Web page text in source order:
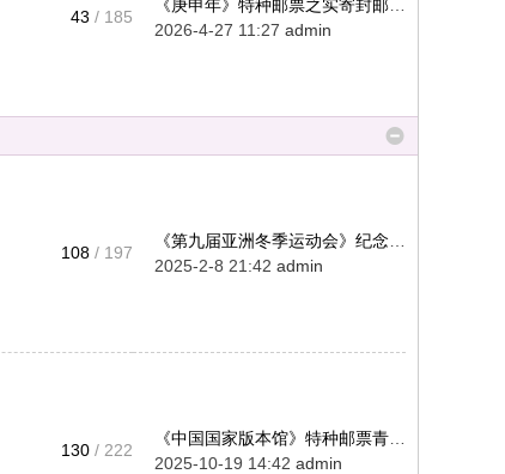
43 / 185
2026-4-27 11:27 admin
108 / 197
2025-2-8 21:42 admin
130 / 222
2025-10-19 14:42 admin